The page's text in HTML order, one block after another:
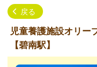
戻る
児童養護施設オリー
【碧南駅】